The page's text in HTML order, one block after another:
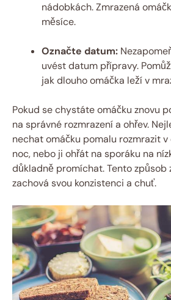
nádobkách. Zmrazená
měsíce.
Označte datum:
uvést datum přípravy.
jak dlouho omáčka leží v
Pokud se chystáte omáčku znovu
na správné rozmrazení a ohřev.
nechat omáčku pomalu rozmrazit
noc, nebo ji ohřát na sporáku na
důkladně promíchat. Tento způsob
zachová svou konzistenci a chuť.